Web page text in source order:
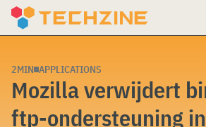
Skip
2MIN APPLICATIONS
Mozilla verwijdert
ftp-ondersteuning